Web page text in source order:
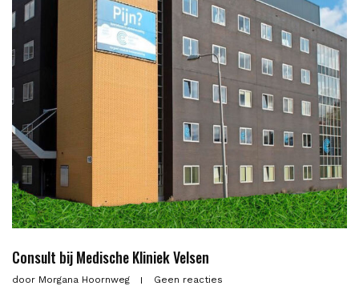
Consult bij Medische Kliniek Velsen
door Morgana Hoornweg Geen reacties